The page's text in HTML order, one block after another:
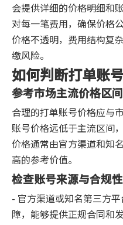
会提供详细的价格明细和
对每一笔费用，确保价格
价格不透明，费用结构复
缴风险。
如何判断打单账
参考市场主流价格区间
合理的打单账号价格应与
账号价格远低于主流区间
价格通常由官方渠道和知
高的参考价值。
检查账号来源与合规性
- 官方渠道或知名第三方
障，能够提供正规合同和发